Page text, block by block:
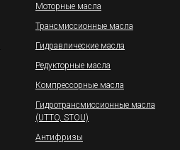
Моторные масла
Трансмиссионные масла
Гидравлические масла
Редукторные масла
Компрессорные масла
Гидротрансмиссионные масла
(UTTO, STOU)
Антифризы